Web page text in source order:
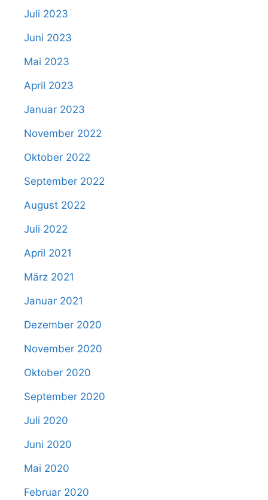
Juli 2023
Juni 2023
Mai 2023
April 2023
Januar 2023
November 2022
Oktober 2022
September 2022
August 2022
Juli 2022
April 2021
März 2021
Januar 2021
Dezember 2020
November 2020
Oktober 2020
September 2020
Juli 2020
Juni 2020
Mai 2020
Februar 2020